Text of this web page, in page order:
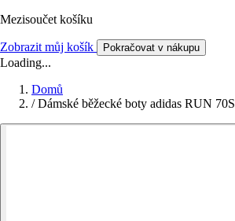
Mezisoučet košíku
Zobrazit můj košík Pokračovat v nákupu
Loading...
Domů
/ Dámské běžecké boty adidas RUN